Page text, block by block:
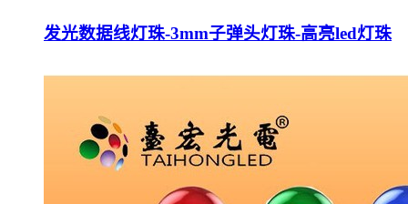
发光数据线灯珠-3mm子弹头灯珠-高亮led灯珠